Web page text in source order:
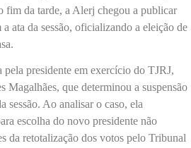
da tarde, a Alerj chegou a publicar
ata da sessão, oficializando a eleição de
presidente em exercício do TJRJ,
Magalhães, que determinou a suspensão
sessão. Ao analisar o caso, ela
escolha do novo presidente não
da retotalização dos votos pelo Tribunal